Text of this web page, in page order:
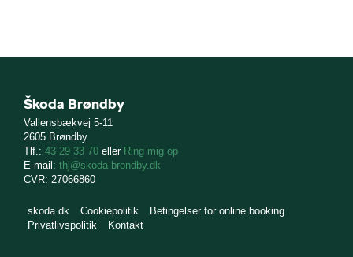
Škoda Brøndby
Vallensbækvej 5-11
2605 Brøndby
Tlf.: 43 29 33 70 eller Ring mig op
E-mail: thj@skoda-brondby.dk
CVR: 27066860
skoda.dk Cookiepolitik
Betingelser for online booking
Privatlivspolitik
Kontakt